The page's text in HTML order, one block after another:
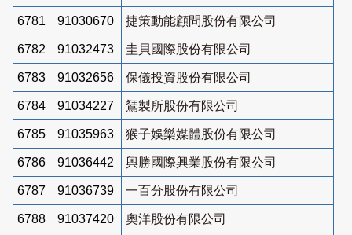
6781 91030670 捷策動能顧問股份有限公司
6782 91032473 圭貝國際股份有限公司
6783 91032656 保儀投資股份有限公司
6784 91034227 鵟製所股份有限公司
6785 91035963 猴子娛樂媒體股份有限公司
6786 91036442 興勝國際興業股份有限公司
6787 91036739 一百分股份有限公司
6788 91037420 奧洋股份有限公司